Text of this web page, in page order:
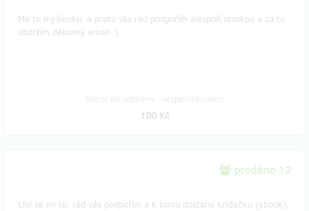
Má to myšlenku, a proto vás rád podpořím alespoň stovkou a za to
obdržím děkovný email :).
100 Kč
prodáno 12
Líbí se mi to, rád vás podpořím a k tomu dostanu knížečku (ebook),